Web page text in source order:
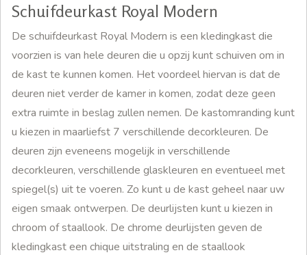
Schuifdeurkast Royal Modern
De schuifdeurkast Royal Modern is een kledingkast die
voorzien is van hele deuren die u opzij kunt schuiven om in
de kast te kunnen komen. Het voordeel hiervan is dat de
deuren niet verder de kamer in komen, zodat deze geen
extra ruimte in beslag zullen nemen. De kastomranding kunt
u kiezen in maarliefst 7 verschillende decorkleuren. De
deuren zijn eveneens mogelijk in verschillende
decorkleuren, verschillende glaskleuren en eventueel met
spiegel(s) uit te voeren. Zo kunt u de kast geheel naar uw
eigen smaak ontwerpen. De deurlijsten kunt u kiezen in
chroom of staallook. De chrome deurlijsten geven de
kledingkast een chique uitstraling en de staallook